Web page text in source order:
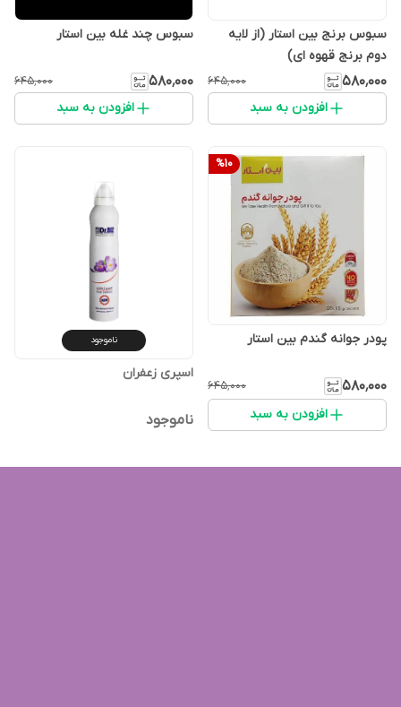
سبوس برنج بین استار (از لایه
دوم برنج قهوه ای)
۵۸۰٬۰۰۰ ۶۴۵٬۰۰۰
افزودن به سبد
سبوس چند غله بین استار
۵۸۰٬۰۰۰ ۶۴۵٬۰۰۰
افزودن به سبد
%10
پودر جوانه گندم بین استار
۵۸۰٬۰۰۰ ۶۴۵٬۰۰۰
افزودن به سبد
ناموجود
اسپری زعفران
ناموجود